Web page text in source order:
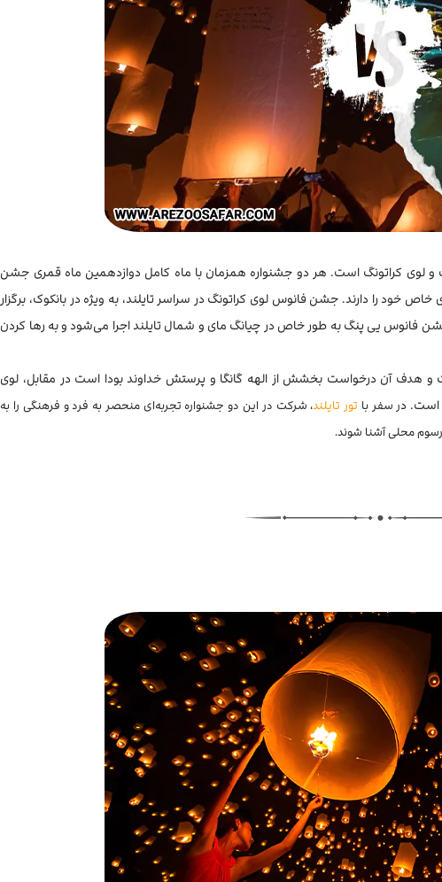
لوی کراتونگ است. هر دو جشنواره همزمان با ماه کامل دوازدهمین ماه قمری جشن
خود را دارند. جشن فانوس لوی کراتونگ در سراسر تایلند، به ویژه در بانکوک، برگزار
فانوس یی پنگ به طور خاص در چیانگ مای و شمال تایلند اجرا می‌شود و به رها کردن
هدف آن درخواست بخشش از الهه گانگا و پرستش خداوند بودا است در مقابل، لوی
است. در سفر با تور تایلند، شرکت در این دو جشنواره تجربه‌ای منحصر به فرد و فرهنگی را به
محلی آشنا شوند.